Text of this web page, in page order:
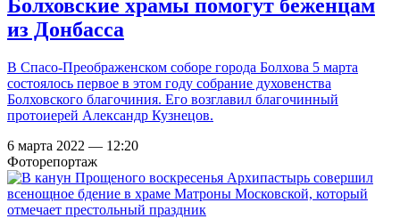
Болховские храмы помогут беженцам
из Донбасса
В Спасо-Преображенском соборе города Болхова 5 марта
состоялось первое в этом году собрание духовенства
Болховского благочиния. Его возглавил благочинный
протоиерей Александр Кузнецов.
6 марта 2022 — 12:20
Фоторепортаж